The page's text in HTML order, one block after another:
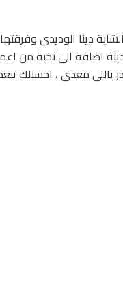
دينا الوديدي
اضافة الى نخبة من
ياللى معدى ، احسنلك